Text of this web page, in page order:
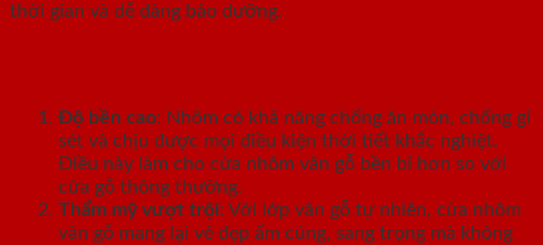
thời gian và dễ dàng bảo dưỡng.
Độ bền cao: Nhôm có khả năng chống ăn mòn, chống gỉ
sét và chịu được mọi điều kiện thời tiết khắc nghiệt.
Điều này làm cho cửa nhôm vân gỗ bền bỉ hơn so với
cửa gỗ thông thường.
Thẩm mỹ vượt trội: Với lớp vân gỗ tự nhiên, cửa nhôm
vân gỗ mang lại vẻ đẹp ấm cúng, sang trọng mà không